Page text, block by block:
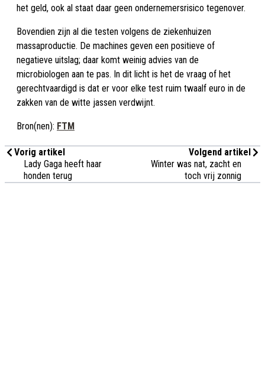
het geld, ook al staat daar geen ondernemersrisico tegenover.
Bovendien zijn al die testen volgens de ziekenhuizen
massaproductie. De machines geven een positieve of
negatieve uitslag; daar komt weinig advies van de
microbiologen aan te pas. In dit licht is het de vraag of het
gerechtvaardigd is dat er voor elke test ruim twaalf euro in de
zakken van de witte jassen verdwijnt.
Bron(nen): FTM
Vorig artikel
Lady Gaga heeft haar
honden terug
Volgend artikel
Winter was nat, zacht en
toch vrij zonnig